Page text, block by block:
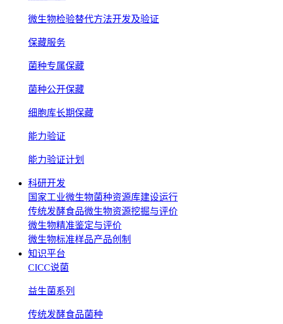
微生物检验替代方法开发及验证
保藏服务
菌种专属保藏
菌种公开保藏
细胞库长期保藏
能力验证
能力验证计划
科研开发
国家工业微生物菌种资源库建设运行
传统发酵食品微生物资源挖掘与评价
微生物精准鉴定与评价
微生物标准样品产品创制
知识平台
CICC说菌
益生菌系列
传统发酵食品菌种